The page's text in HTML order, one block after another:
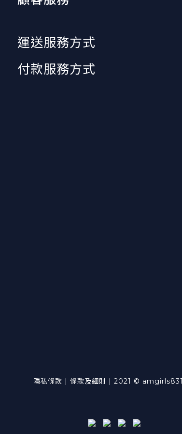
運送服務方式
付款服務方式
隱私條款 | 條款及細則 | 2021 © amgirls831